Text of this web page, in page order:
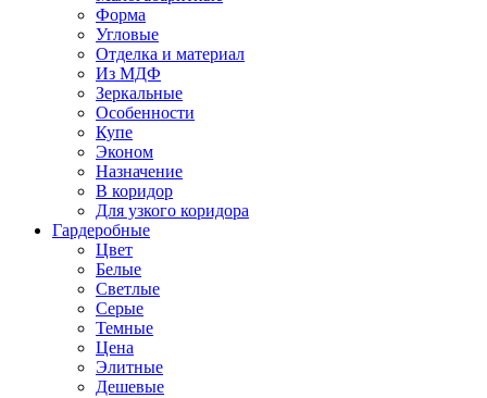
Форма
Угловые
Отделка и материал
Из МДФ
Зеркальные
Особенности
Купе
Эконом
Назначение
В коридор
Для узкого коридора
Гардеробные
Цвет
Белые
Светлые
Серые
Темные
Цена
Элитные
Дешевые